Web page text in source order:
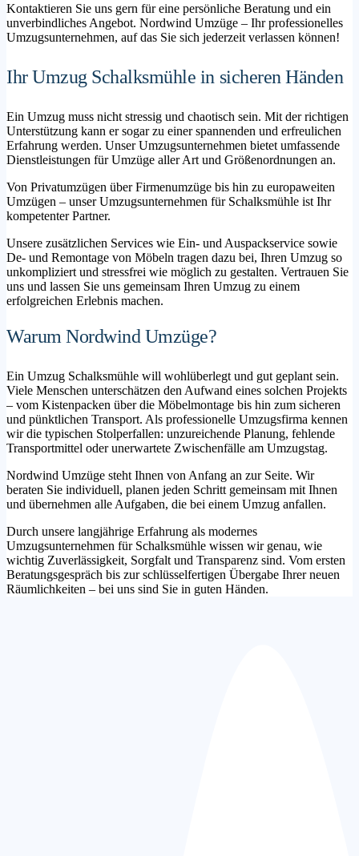
Kontaktieren Sie uns gern für eine persönliche Beratung und ein
unverbindliches Angebot. Nordwind Umzüge – Ihr professionelles
Umzugsunternehmen, auf das Sie sich jederzeit verlassen können!
Ihr Umzug Schalksmühle in sicheren Händen
Ein Umzug muss nicht stressig und chaotisch sein. Mit der richtigen
Unterstützung kann er sogar zu einer spannenden und erfreulichen
Erfahrung werden. Unser Umzugsunternehmen bietet umfassende
Dienstleistungen für Umzüge aller Art und Größenordnungen an.
Von Privatumzügen über Firmenumzüge bis hin zu europaweiten
Umzügen – unser Umzugsunternehmen für Schalksmühle ist Ihr
kompetenter Partner.
Unsere zusätzlichen Services wie Ein- und Auspackservice sowie
De- und Remontage von Möbeln tragen dazu bei, Ihren Umzug so
unkompliziert und stressfrei wie möglich zu gestalten. Vertrauen Sie
uns und lassen Sie uns gemeinsam Ihren Umzug zu einem
erfolgreichen Erlebnis machen.
Warum Nordwind Umzüge?
Ein Umzug Schalksmühle will wohlüberlegt und gut geplant sein.
Viele Menschen unterschätzen den Aufwand eines solchen Projekts
– vom Kistenpacken über die Möbelmontage bis hin zum sicheren
und pünktlichen Transport. Als professionelle Umzugsfirma kennen
wir die typischen Stolperfallen: unzureichende Planung, fehlende
Transportmittel oder unerwartete Zwischenfälle am Umzugstag.
Nordwind Umzüge steht Ihnen von Anfang an zur Seite. Wir
beraten Sie individuell, planen jeden Schritt gemeinsam mit Ihnen
und übernehmen alle Aufgaben, die bei einem Umzug anfallen.
Durch unsere langjährige Erfahrung als modernes
Umzugsunternehmen für Schalksmühle wissen wir genau, wie
wichtig Zuverlässigkeit, Sorgfalt und Transparenz sind. Vom ersten
Beratungsgespräch bis zur schlüsselfertigen Übergabe Ihrer neuen
Räumlichkeiten – bei uns sind Sie in guten Händen.